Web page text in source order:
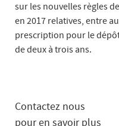
sur les nouvelles règles
en 2017 relatives, entre
prescription pour le
de deux à trois ans.
Contactez nous
pour en savoir plus